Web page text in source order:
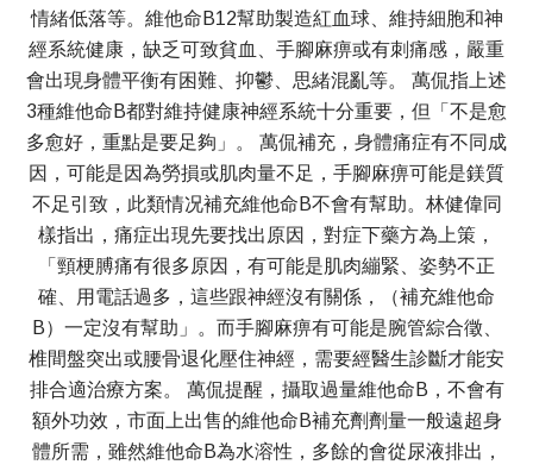
情緒低落等。維他命B12幫助製造紅血球、維持細胞和神
經系統健康，缺乏可致貧血、手腳麻痹或有刺痛感，嚴重
會出現身體平衡有困難、抑鬱、思緒混亂等。 萬侃指上述
3種維他命B都對維持健康神經系統十分重要，但「不是愈
多愈好，重點是要足夠」。 萬侃補充，身體痛症有不同成
因，可能是因為勞損或肌肉量不足，手腳麻痹可能是鎂質
不足引致，此類情况補充維他命B不會有幫助。林健偉同
樣指出，痛症出現先要找出原因，對症下藥方為上策，
「頸梗膊痛有很多原因，有可能是肌肉繃緊、姿勢不正
確、用電話過多，這些跟神經沒有關係，（補充維他命
B）一定沒有幫助」。而手腳麻痹有可能是腕管綜合徵、
椎間盤突出或腰骨退化壓住神經，需要經醫生診斷才能安
排合適治療方案。 萬侃提醒，攝取過量維他命B，不會有
額外功效，市面上出售的維他命B補充劑劑量一般遠超身
體所需，雖然維他命B為水溶性，多餘的會從尿液排出，